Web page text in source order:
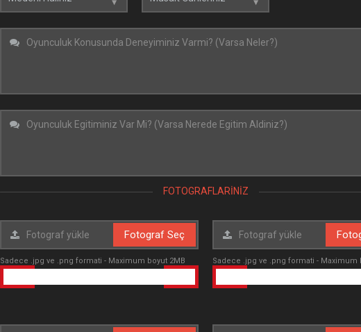
FOTOGRAFLARINIZ
Fotograf Seç
Sadece .jpg ve .png formati - Maximum boyut 2MB Sadece .jpg ve .png formati - Maximum